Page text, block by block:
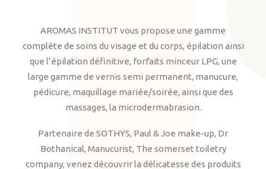
AROMAS INSTITUT vous propose une gamme
complète de soins du visage et du corps, épilation ainsi
que l’épilation définitive, forfaits minceur LPG, une
large gamme de vernis semi permanent, manucure,
pédicure, maquillage mariée/soirée, ainsi que des
massages, la microdermabrasion.
Partenaire de SOTHYS, Paul & Joe make-up, Dr
Bothanical, Manucurist, The somerset toiletry
company, venez découvrir la délicatesse des produits